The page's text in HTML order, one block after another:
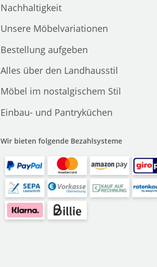
Nachhaltigkeit
Unsere Möbelvariationen
Bestellung aufgeben
Alles über den Landhausstil
Möbel im nostalgischem Stil
Einbau- und Pantryküchen
Wir bieten folgende Bezahlsysteme